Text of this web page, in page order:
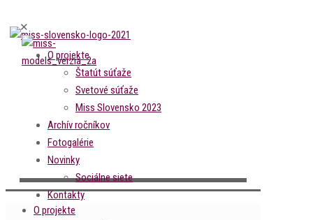
✕
O projekte
Štatút súťaže
Svetové súťaže
Miss Slovensko 2023
Archív ročníkov
Fotogalérie
Novinky
Sociálne siete
Kontakty
O projekte